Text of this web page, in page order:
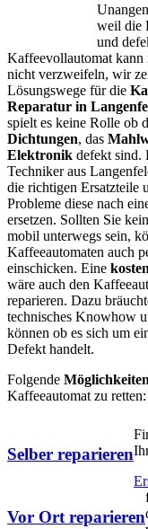
weil die
und
Kaffeevollautomat kann
nicht verzweifeln, wir
Lösungswege für die
Reparatur in
spielt es keine Rolle ob
Dichtungen, das
Elektronik defekt sind.
Techniker aus
die richtigen Ersatzteile
Probleme diese nach
ersetzen. Sollten Sie
mobil unterwegs sein,
Kaffeeautomaten auch
einschicken. Eine
wäre auch den
reparieren. Dazu
technisches Knowhow
können ob es sich um
Defekt handelt.
Folgende Möglichkeiten
Kaffeeautomat zu retten:
Selber reparieren
Vor Ort reparieren